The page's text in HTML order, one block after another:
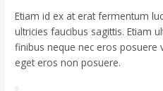
Etiam id ex at erat fermentum
ultricies faucibus sagittis. Etiam
finibus neque nec eros posuere
eget eros non posuere.